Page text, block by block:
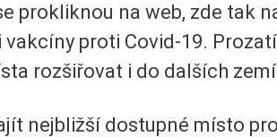
prokliknou na web, zde tak
proti Covid-19.
rozšiřovat i do dalších
nejbližší dostupné místo